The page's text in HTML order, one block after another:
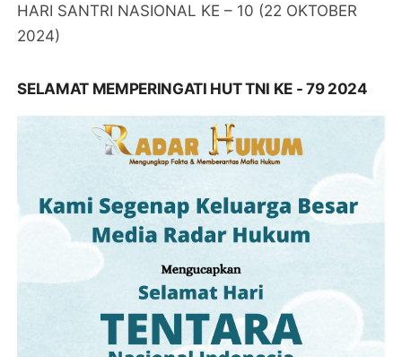
HARI SANTRI NASIONAL KE – 10 (22 OKTOBER
2024)
SELAMAT MEMPERINGATI HUT TNI KE - 79 2024